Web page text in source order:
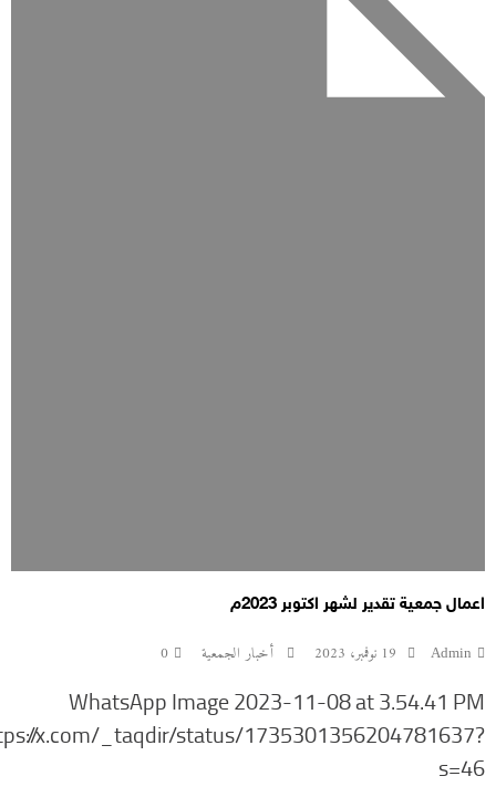
اعمال جمعية تقدير لشهر اكتوبر 2023م
Admin 19 نوفمبر، 2023 أخبار الجمعية 0
WhatsApp Image 2023-11-08 at 3.54.41 PM
x.com/_taqdir/status/1735301356204781637?
s=46